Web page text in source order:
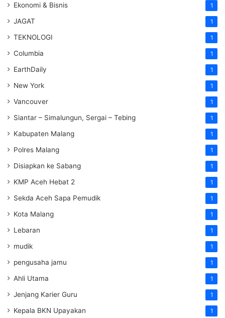
Ekonomi & Bisnis 1
JAGAT 1
TEKNOLOGI 1
Columbia 1
EarthDaily 1
New York 1
Vancouver 1
Siantar – Simalungun, Sergai – Tebing 1
Kabupaten Malang 1
Polres Malang 1
Disiapkan ke Sabang 1
KMP Aceh Hebat 2 1
Sekda Aceh Sapa Pemudik 1
Kota Malang 1
Lebaran 1
mudik 1
pengusaha jamu 1
Ahli Utama 1
Jenjang Karier Guru 1
Kepala BKN Upayakan 1